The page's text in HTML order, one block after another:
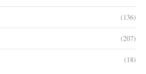
(136)
(207)
(18)